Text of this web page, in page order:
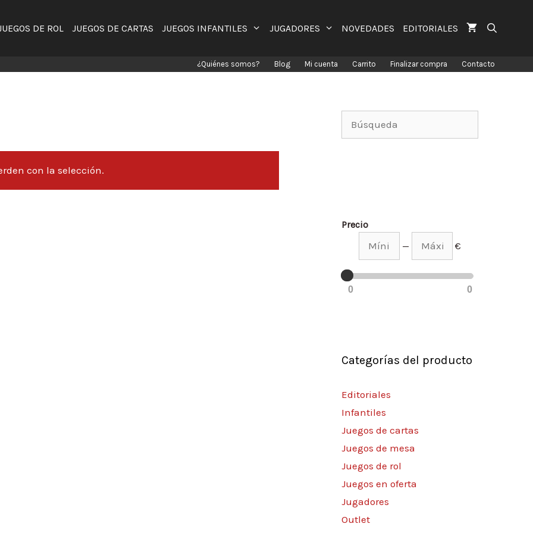
DE ROL JUEGOS DE CARTAS JUEGOS INFANTILES JUGADORES NOVEDADES EDITORIALES
¿Quiénes somos? Blog Mi cuenta Carrito Finalizar compra Contacto
con la selección.
Precio
— €
0 0
Categorías del producto
Editoriales
Infantiles
Juegos de cartas
Juegos de mesa
Juegos de rol
Juegos en oferta
Jugadores
Outlet